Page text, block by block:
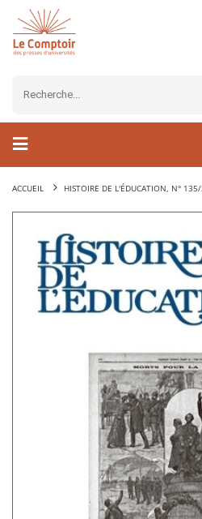
ACCUEIL HISTOIRE DE L'ÉDUCATION, N°